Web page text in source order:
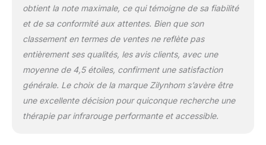
chauffant différent. Vous
pouvez l'ajuster pour
répondre à vos différents
besoins de thérapie des
parties du corps. Produit
de luminothérapie rouge
idéal pour résoudre les
problèmes de peau du
corps des femmes et des
hommes et pour
obtient la note maximale, ce qui témoigne de sa fiabilité
et de sa conformité aux attentes. Bien que son
classement en termes de ventes ne reflète pas
entièrement ses qualités, les avis clients, avec une
moyenne de 4,5 étoiles, confirment une satisfaction
générale. Le choix de la marque Zilynhom s’avère être
une excellente décision pour quiconque recherche une
thérapie par infrarouge performante et accessible.